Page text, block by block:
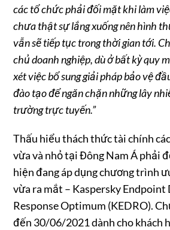
các tổ chức phải đối mặt khi làm
chưa thật sự lắng xuống nên hình
vẫn sẽ tiếp tục trong thời gian tới.
chủ doanh nghiệp, dù ở bất kỳ quy
xét việc bổ sung giải pháp bảo vệ
đào tạo để ngăn chặn những lây
trường trực tuyến.”
Thấu hiểu thách thức tài chính
vừa và nhỏ tại Đông Nam Á phải
hiện đang áp dụng chương trình
vừa ra mắt – Kaspersky
Response Optimum (KEDRO).
đến 30/06/2021 dành cho khách